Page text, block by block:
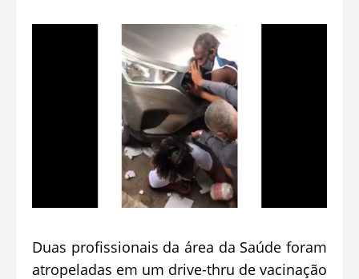
Duas profissionais da área da Saúde foram
atropeladas em um drive-thru de vacinação